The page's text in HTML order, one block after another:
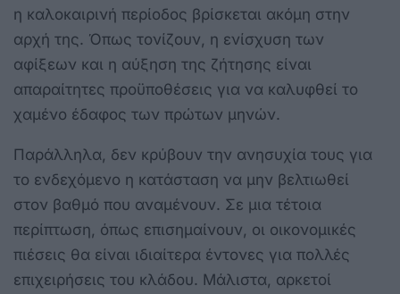
η καλοκαιρινή περίοδος βρίσκεται ακόμη στην
αρχή της. Όπως τονίζουν, η ενίσχυση των
αφίξεων και η αύξηση της ζήτησης είναι
απαραίτητες προϋποθέσεις για να καλυφθεί το
χαμένο έδαφος των πρώτων μηνών.
Παράλληλα, δεν κρύβουν την ανησυχία τους για
το ενδεχόμενο η κατάσταση να μην βελτιωθεί
στον βαθμό που αναμένουν. Σε μια τέτοια
περίπτωση, όπως επισημαίνουν, οι οικονομικές
πιέσεις θα είναι ιδιαίτερα έντονες για πολλές
επιχειρήσεις του κλάδου. Μάλιστα, αρκετοί